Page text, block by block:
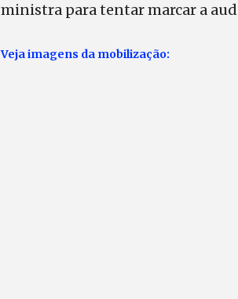
ministra para tentar marcar a
Veja imagens da mobilização: